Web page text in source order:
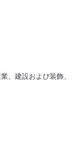
、建設および装飾、